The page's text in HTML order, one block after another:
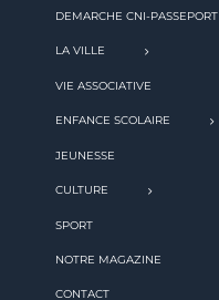
DEMARCHE CNI-PASSEPORT
LA VILLE
VIE ASSOCIATIVE
ENFANCE SCOLAIRE
JEUNESSE
CULTURE
SPORT
NOTRE MAGAZINE
CONTACT